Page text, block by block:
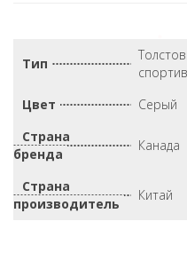
Тип
Цвет
Серый
Страна
бренда
Канада
Страна
производитель
Китай